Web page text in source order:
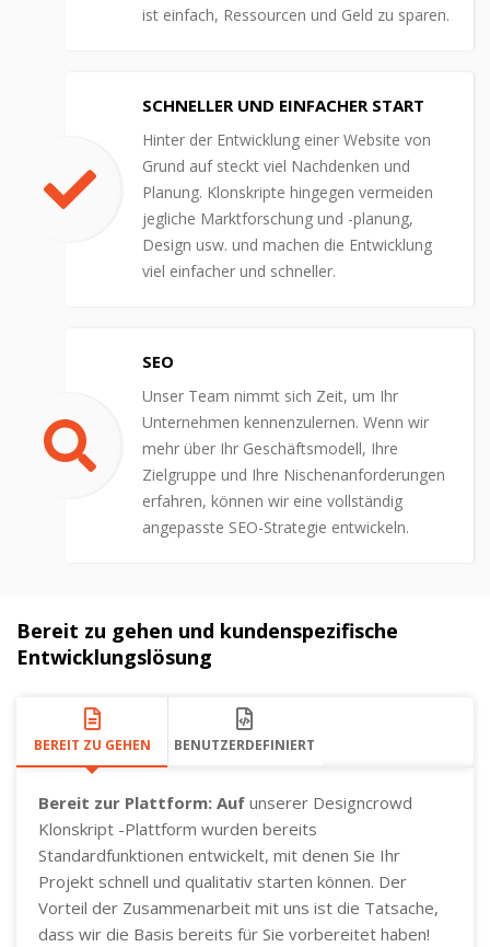
ist einfach, Ressourcen und Geld zu sparen.
SCHNELLER UND EINFACHER START
Hinter der Entwicklung einer Website von
Grund auf steckt viel Nachdenken und
Planung. Klonskripte hingegen vermeiden
jegliche Marktforschung und -planung,
Design usw. und machen die Entwicklung
viel einfacher und schneller.
SEO
Unser Team nimmt sich Zeit, um Ihr
Unternehmen kennenzulernen. Wenn wir
mehr über Ihr Geschäftsmodell, Ihre
Zielgruppe und Ihre Nischenanforderungen
erfahren, können wir eine vollständig
angepasste SEO-Strategie entwickeln.
Bereit zu gehen und kundenspezifische
Entwicklungslösung
BEREIT ZU GEHEN BENUTZERDEFINIERT
Bereit zur Plattform: Auf unserer Designcrowd
Klonskript -Plattform wurden bereits
Standardfunktionen entwickelt, mit denen Sie Ihr
Projekt schnell und qualitativ starten können. Der
Vorteil der Zusammenarbeit mit uns ist die Tatsache,
dass wir die Basis bereits für Sie vorbereitet haben!